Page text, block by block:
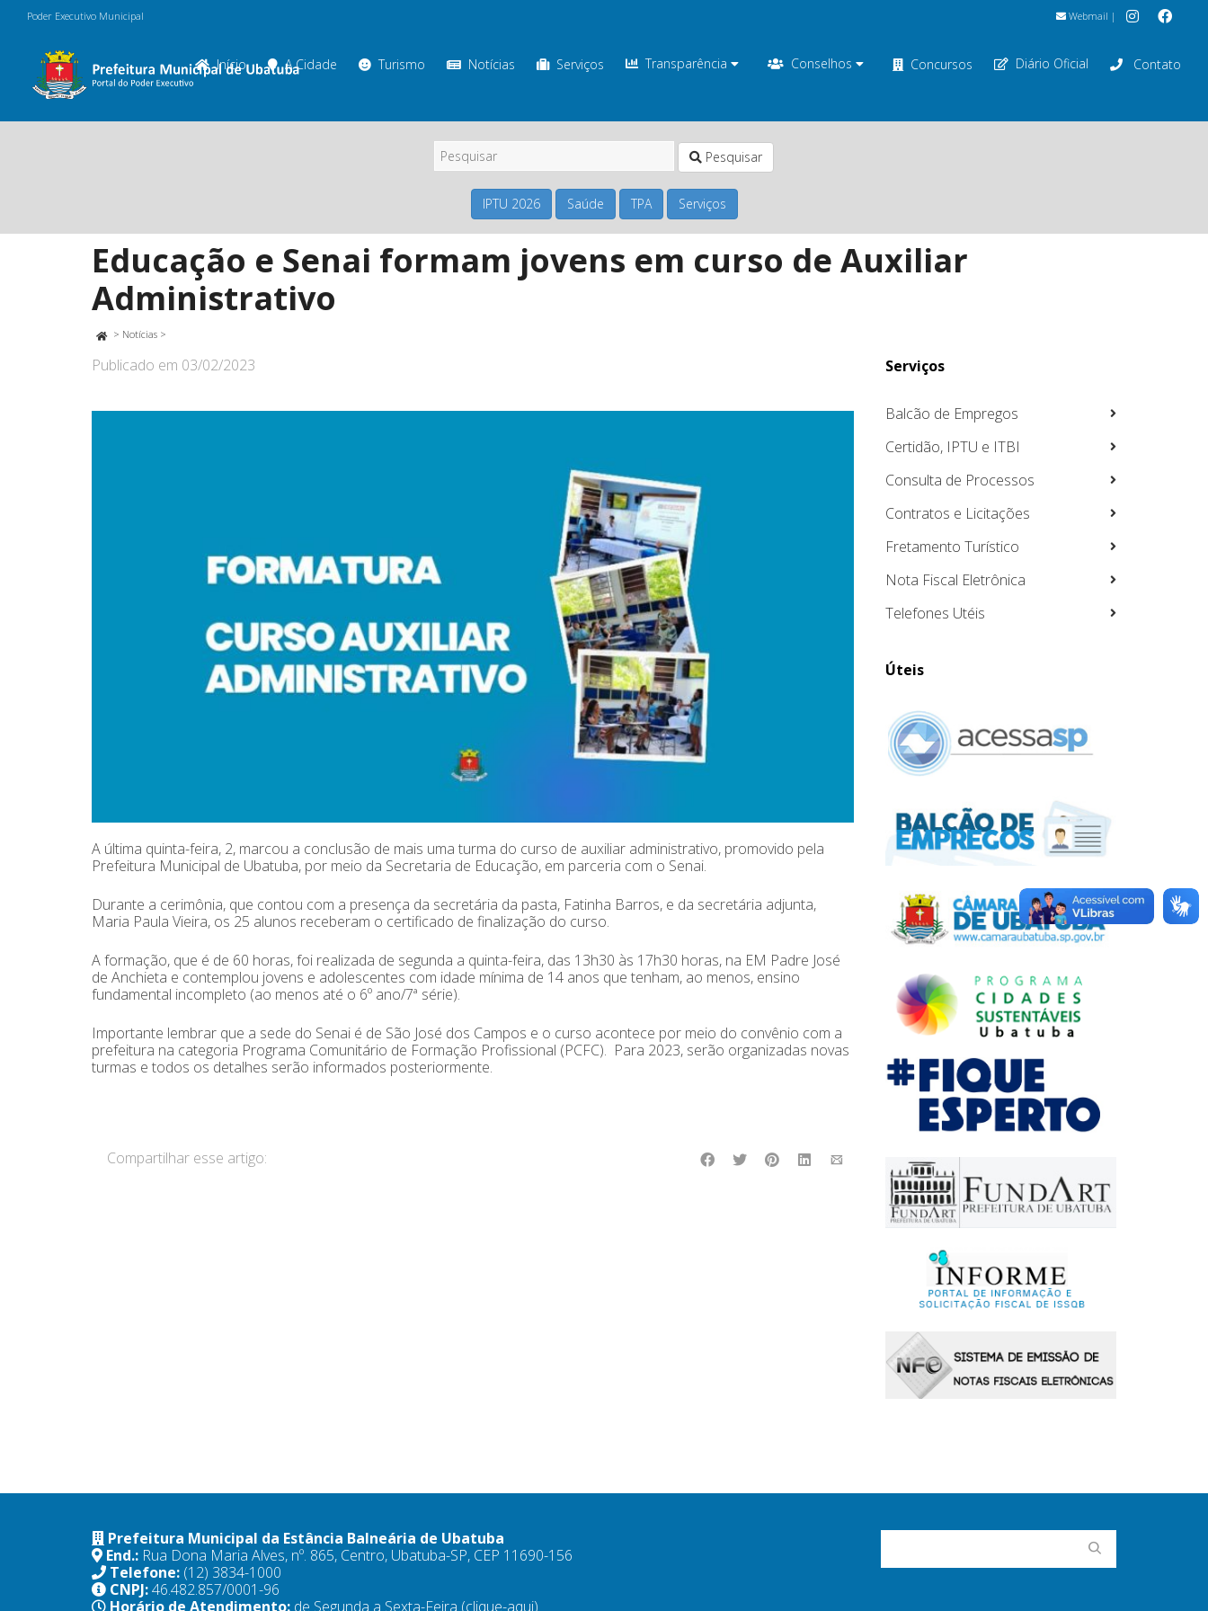
Poder Executivo Municipal Webmail |
Início A Cidade Turismo Notícias Serviços Transparência Conselhos Concursos Diário Oficial Contato
Pesquisar
IPTU 2026 Saúde TPA Serviços
Educação e Senai formam jovens em curso de Auxiliar
Administrativo
> Notícias >
Publicado em 03/02/2023
A última quinta-feira, 2, marcou a conclusão de mais uma turma do curso de auxiliar administrativo, promovido pela
Prefeitura Municipal de Ubatuba, por meio da Secretaria de Educação, em parceria com o Senai.
Durante a cerimônia, que contou com a presença da secretária da pasta, Fatinha Barros, e da secretária adjunta,
Maria Paula Vieira, os 25 alunos receberam o certificado de finalização do curso.
A formação, que é de 60 horas, foi realizada de segunda a quinta-feira, das 13h30 às 17h30 horas, na EM Padre José
de Anchieta e contemplou jovens e adolescentes com idade mínima de 14 anos que tenham, ao menos, ensino
fundamental incompleto (ao menos até o 6º ano/7ª série).
Importante lembrar que a sede do Senai é de São José dos Campos e o curso acontece por meio do convênio com a
prefeitura na categoria Programa Comunitário de Formação Profissional (PCFC). Para 2023, serão organizadas novas
turmas e todos os detalhes serão informados posteriormente.
Compartilhar esse artigo:
Serviços
Balcão de Empregos
Certidão, IPTU e ITBI
Consulta de Processos
Contratos e Licitações
Fretamento Turístico
Nota Fiscal Eletrônica
Telefones Utéis
Úteis
Prefeitura Municipal da Estância Balneária de Ubatuba
End.: Rua Dona Maria Alves, nº. 865, Centro, Ubatuba-SP, CEP 11690-156
Telefone: (12) 3834-1000
CNPJ:46.482.857/0001-96
Horário de Atendimento: de Segunda a Sexta-Feira (clique-aqui)